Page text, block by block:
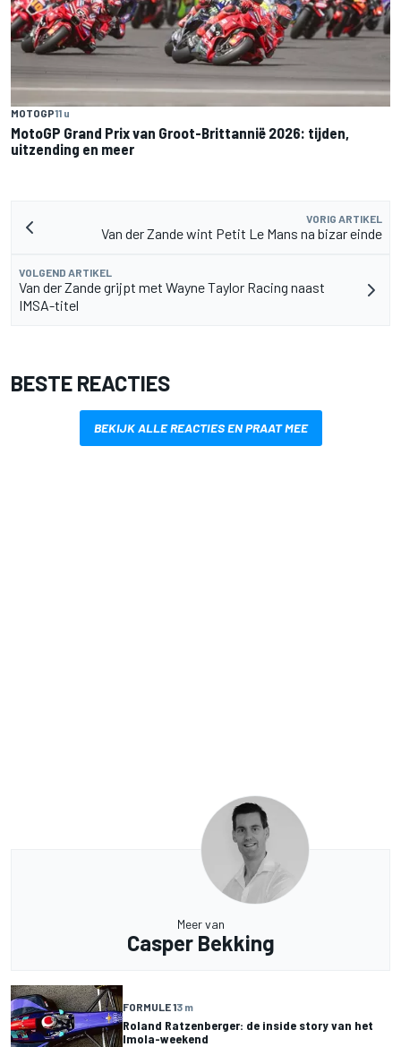
MOTOGP11 u
MotoGP Grand Prix van Groot-Brittannië 2026: tijden,
uitzending en meer
VORIG ARTIKEL
Van der Zande wint Petit Le Mans na bizar einde
VOLGEND ARTIKEL
Van der Zande grijpt met Wayne Taylor Racing naast
IMSA-titel
BESTE REACTIES
BEKIJK ALLE REACTIES EN PRAAT MEE
Meer van
Casper Bekking
FORMULE 13 m
Roland Ratzenberger: de inside story van het
Imola-weekend